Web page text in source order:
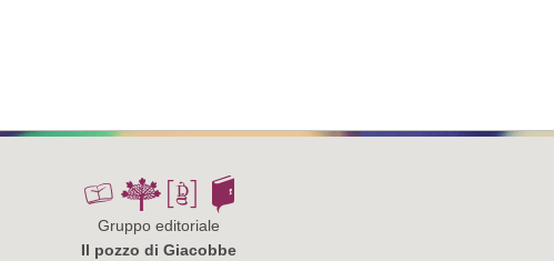
Gruppo editoriale
Il pozzo di Giacobbe